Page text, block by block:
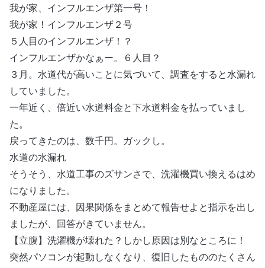
我が家、インフルエンザ第一号！
我が家！インフルエンザ２号
５人目のインフルエンザ！？
インフルエンザかなぁー。６人目？
３月。水道代が高いことに気づいて、調査をすると水漏れ
していました。
一年近く、倍近い水道料金と下水道料金を払っていまし
た。
戻ってきたのは、数千円。ガックし。
水道の水漏れ
そうそう、水道工事のズサンさで、洗濯機買い換えるはめ
になりました。
不動産屋には、因果関係をまとめて報告せよと指示を出し
ましたが、回答がきていません。
【立腹】洗濯機が壊れた？しかし原因は別なところに！
突然パソコンが起動しなくなり、復旧したもののたくさん